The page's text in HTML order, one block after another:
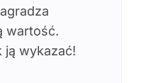
wartość.
ją wykazać!